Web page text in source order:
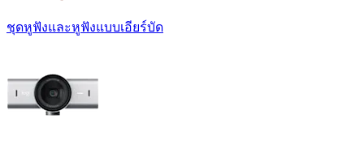
ชุดหูฟังและหูฟังแบบเอียร์บัด